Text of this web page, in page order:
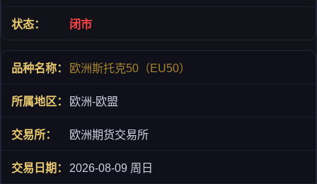
闭市
欧洲斯托克50（EU50）
欧洲-欧盟
欧洲期货交易所
2026-08-09 周日